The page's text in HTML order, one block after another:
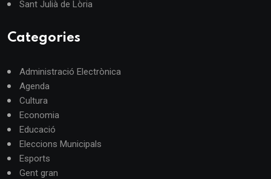
Sant Julià de Lòria
Categories
Administració Electrònica
Agenda
Cultura
Economia
Educació
Eleccions Municipals
Esports
Gent gran